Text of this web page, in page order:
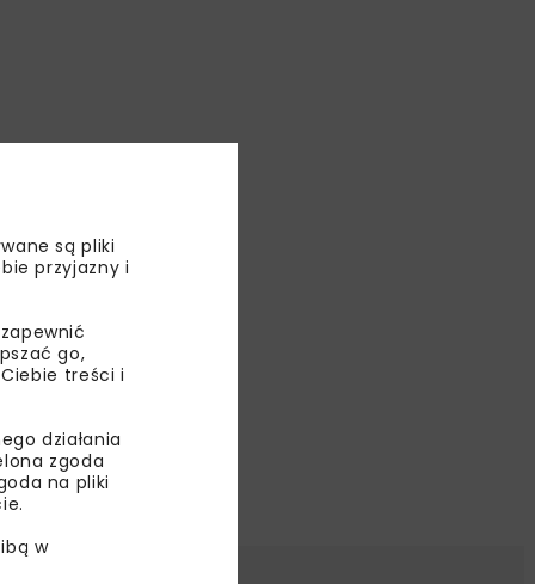
są pliki
przyjazny i
go,
treści i
działania
zgoda
na pliki
w